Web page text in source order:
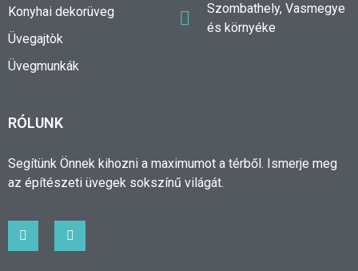
Konyhai dekorüveg
Üvegajtòk
Üvegmunkák
Szombathely, Vasmegye
és környéke
RÓLUNK
Segítünk Önnek kihozni a maximumot a térből. Ismerje meg
az építészeti üvegek sokszínű világát.